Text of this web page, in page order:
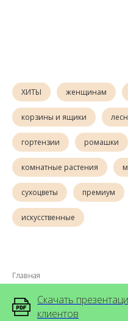
ХИТЫ женщинам
корзины и ящики
гортензии ромашки
комнатные растения
сухоцветы премиум
искусственные
Главная
Скачать
клиентов